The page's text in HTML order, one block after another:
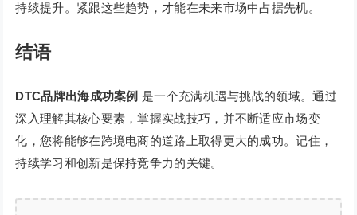
持续提升。紧跟这些趋势，才能在未来市场中占据先机。
结语
DTC品牌出海成功案例 是一个充满机遇与挑战的领域。通过
深入理解其核心要素，掌握实战技巧，并不断适应市场变
化，您将能够在跨境电商的道路上取得更大的成功。记住，
持续学习和创新是保持竞争力的关键。